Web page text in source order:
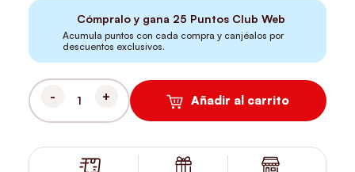
Cómpralo y gana 25 Puntos Club Web
Acumula puntos con cada compra y canjéalos por
descuentos exclusivos.
APPLAWS LATA GATO FILETE DE ATÚN CANGREJO CON
Añadir al carrito